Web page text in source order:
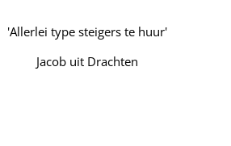
'goed'
Wim uit Aalten